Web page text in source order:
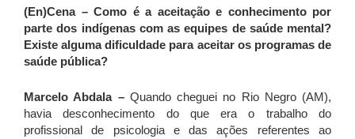
(En)Cena– Como é a aceitação e conhecimento por
parte dos indígenas com as equipes de saúde mental?
Existe alguma dificuldade para aceitar os programas de
saúde pública?
Marcelo Abdala – Quando cheguei no Rio Negro (AM),
havia desconhecimento do que era o trabalho do
profissional de psicologia e das ações referentes ao